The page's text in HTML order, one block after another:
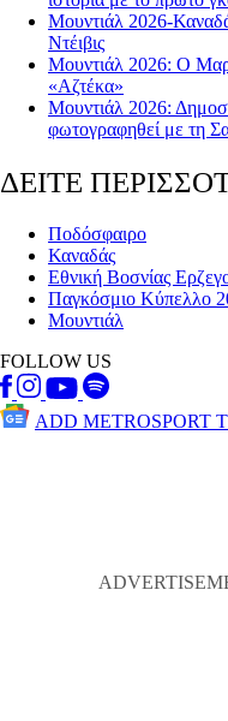
Μουντιάλ 2026-
Ντέιβις
Μουντιάλ 2026: Ο
«Αζτέκα»
Μουντιάλ 2026:
φωτογραφηθεί με τη
ΔΕΙΤΕ
Ποδόσφαιρο
Καναδάς
Εθνική Βοσνίας
Παγκόσμιο Κύπελλο
Μουντιάλ
FOLLOW US
ADD METROSPORT